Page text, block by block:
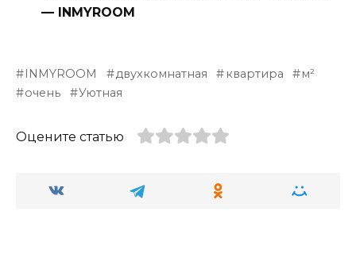
— INMYROOM
INMYROOM двухкомнатная квартира
м²
очень
Уютная
Оцените статью